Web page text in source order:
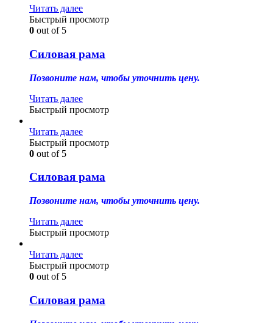
Читать далее
Быстрый просмотр
0 out of 5
Силовая рама
Позвоните нам, чтобы уточнить цену.
Читать далее
Быстрый просмотр
Читать далее
Быстрый просмотр
0 out of 5
Силовая рама
Позвоните нам, чтобы уточнить цену.
Читать далее
Быстрый просмотр
Читать далее
Быстрый просмотр
0 out of 5
Силовая рама